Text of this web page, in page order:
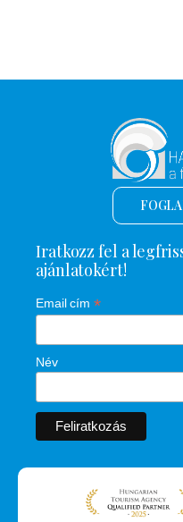
Iratkozz fel a
ajánlatokért!
Email cím *
Név